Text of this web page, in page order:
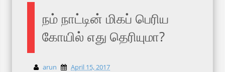
நம் நாட்டின் மிகப் பெரிய
கோயில் எது தெரியுமா?
arun April 15, 2017